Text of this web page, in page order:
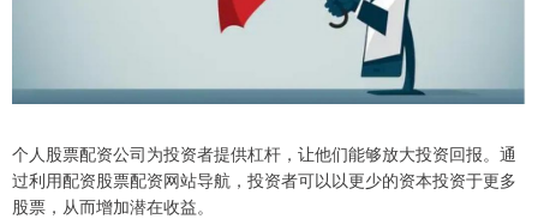
个人股票配资公司为投资者提供杠杆，让他们能够放大投资回报。通
过利用配资股票配资网站导航，投资者可以以更少的资本投资于更多
股票，从而增加潜在收益。